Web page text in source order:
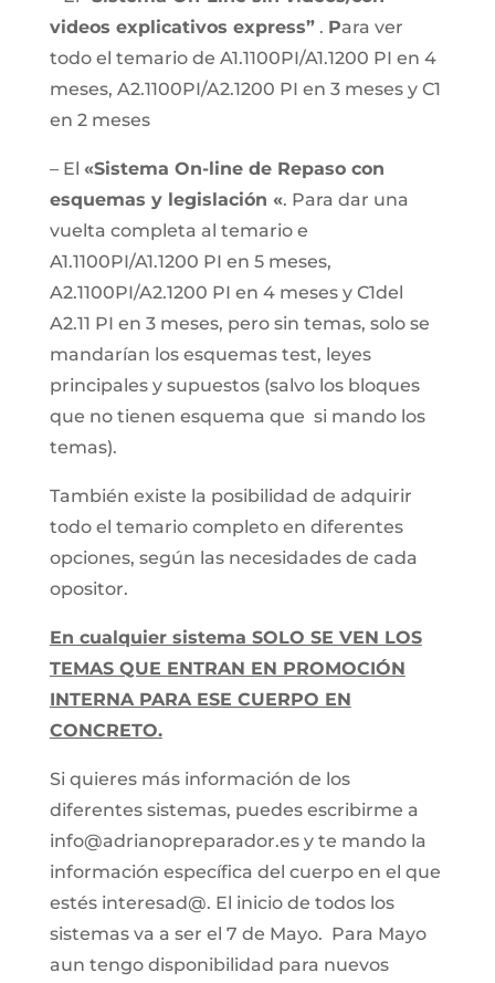
videos explicativos express”. Para ver
todo el temario de A1.1100PI/A1.1200 PI en 4
meses, A2.1100PI/A2.1200 PI en 3 meses y C1
en 2 meses
– El «Sistema On-line de Repaso con
esquemas y legislación «. Para dar una
vuelta completa al temario e
A1.1100PI/A1.1200 PI en 5 meses,
A2.1100PI/A2.1200 PI en 4 meses y C1del
A2.11 PI en 3 meses, pero sin temas, solo se
mandarían los esquemas test, leyes
principales y supuestos (salvo los bloques
que no tienen esquema que si mando los
temas).
También existe la posibilidad de adquirir
todo el temario completo en diferentes
opciones, según las necesidades de cada
opositor.
En cualquier sistema SOLO SE VEN LOS
TEMAS QUE ENTRAN EN PROMOCIÓN
INTERNA PARA ESE CUERPO EN
CONCRETO.
Si quieres más información de los
diferentes sistemas, puedes escribirme a
info@adrianopreparador.es y te mando la
información específica del cuerpo en el que
estés interesad@. El inicio de todos los
sistemas va a ser el 7 de Mayo. Para Mayo
aun tengo disponibilidad para nuevos